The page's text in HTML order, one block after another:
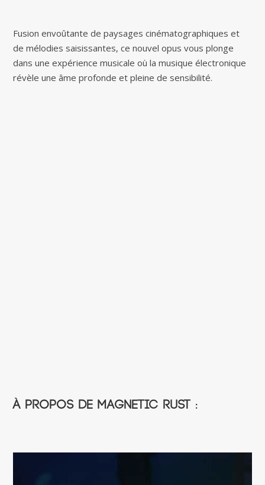
Fusion envoûtante de paysages cinématographiques et
de mélodies saisissantes, ce nouvel opus vous plonge
dans une expérience musicale où la musique électronique
révèle une âme profonde et pleine de sensibilité.
À propos de Magnetic Rust :